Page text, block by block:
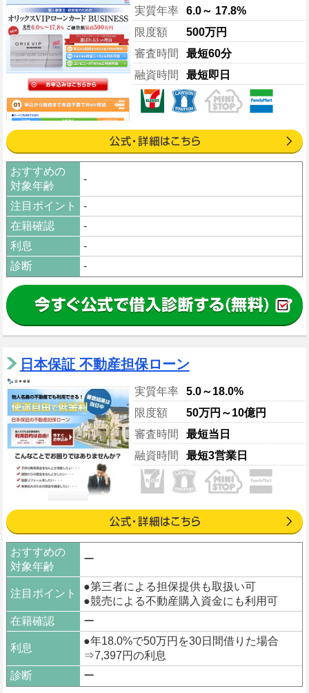
実質年率
6.0～ 17.8%
限度額
500万円
審査時間
最短60分
融資時間
最短即日
おすすめの
対象年齢
-
注目ポイント
-
在籍確認
-
利息
-
診断
-
日本保証 不動産担保ローン
実質年率
5.0～18.0%
限度額
50万円～10億円
審査時間
最短当日
融資時間
最短3営業日
おすすめの
対象年齢
ー
注目ポイント
●第三者による担保提供も取扱い可
●競売による不動産購入資金にも利用可
在籍確認
ー
利息
●年18.0%で50万円を30日間借りた場合
⇒7,397円の利息
診断
ー